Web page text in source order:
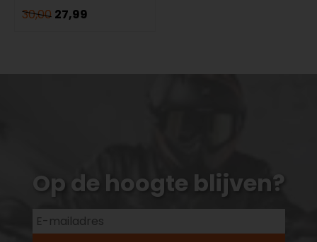
30,00 27,99
Op de hoogte blijven?